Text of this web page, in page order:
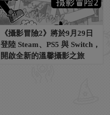
《攝影冒險2》將於9月29日
登陸 Steam、PS5 與 Switch，
開啟全新的溫馨攝影之旅